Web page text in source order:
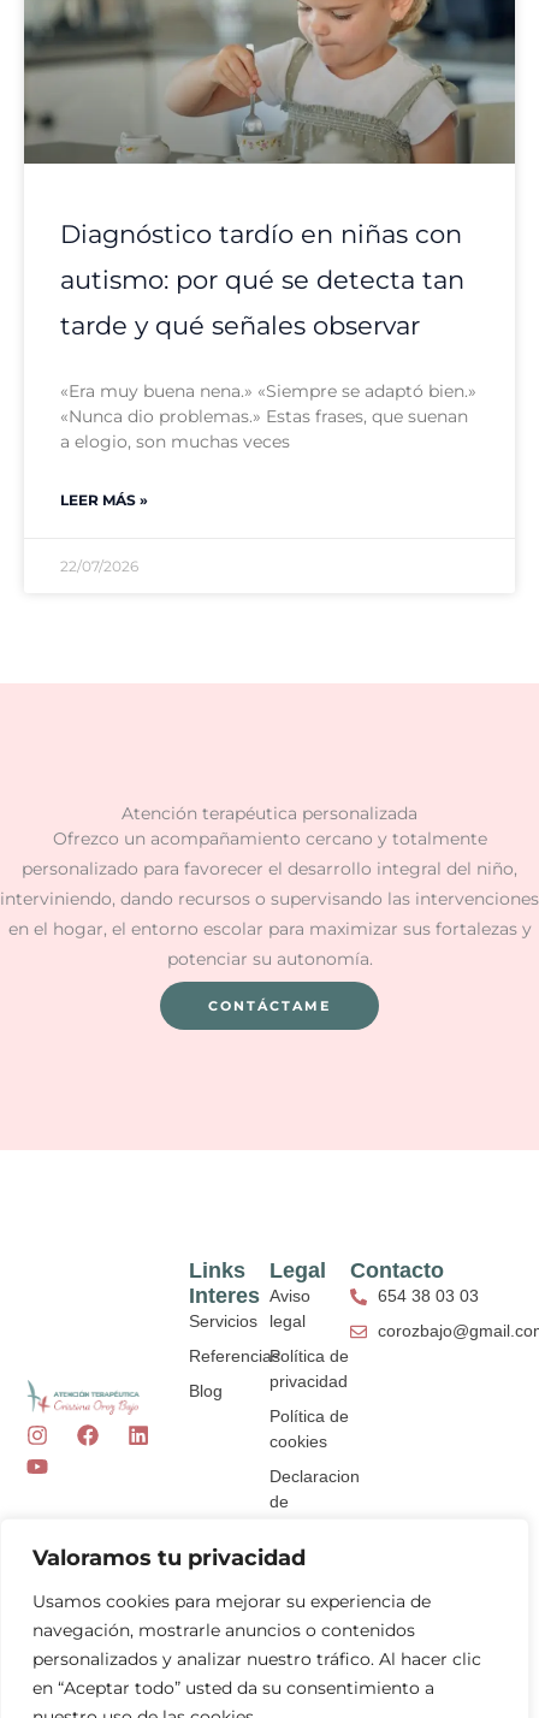
Valoramos tu privacidad
Usamos cookies para mejorar su experiencia de
navegación, mostrarle anuncios o contenidos
personalizados y analizar nuestro tráfico. Al hacer clic
en “Aceptar todo” usted da su consentimiento a
Diagnóstico tardío en niñas con
autismo: por qué se detecta tan
tarde y qué señales observar
«Era muy buena nena.» «Siempre se adaptó bien.»
«Nunca dio problemas.» Estas frases, que suenan
a elogio, son muchas veces
LEER MÁS »
22/07/2026
Atención terapéutica personalizada
Ofrezco un acompañamiento cercano y totalmente
personalizado para favorecer el desarrollo integral del niño,
interviniendo, dando recursos o supervisando las intervenciones
en el hogar, el entorno escolar para maximizar sus fortalezas y
potenciar su autonomía.
CONTÁCTAME
I
n
s
r
m
F
o
L
i
Y
o
u
e
Legal
Aviso
legal
Política de
privacidad
Política de
cookies
Declaracion
de
Links
Interes
Servicios
Referencias
Blog
Contacto
654 38 03 03